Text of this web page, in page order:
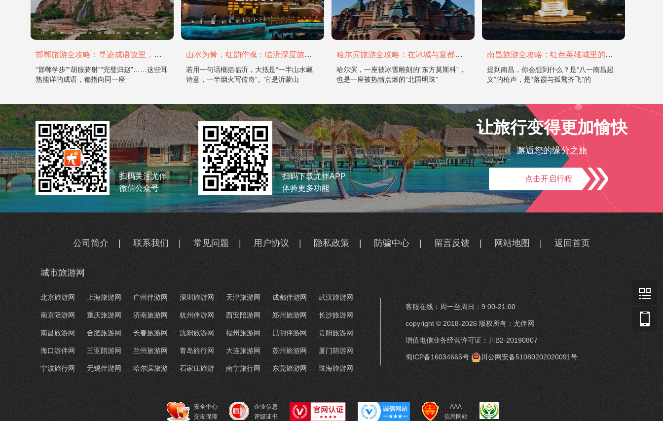
邯郸旅游全攻略：寻迹成语故里，邂逅太行古韵
“邯郸学步”“胡服骑射”“完璧归赵”……这些耳
熟能详的成语，都指向同一座
山水为骨，红韵作魂：临沂深度旅游攻略
若用一句话概括临沂，大抵是“一半山水藏
诗意，一半烟火写传奇”。它是沂蒙山
哈尔滨旅游全攻略：在冰城与夏都，邂逅欧陆童话与中国浪漫
哈尔滨，一座被冰雪雕刻的“东方莫斯科”，
也是一座被热情点燃的“北国明珠”
南昌旅游全攻略：红色英雄城里的烟火与山水
提到南昌，你会想到什么？是“八一南昌起
义”的枪声，是“落霞与孤鹜齐飞”的
扫码关注尤伴
微信公众号
扫码下载尤伴APP
体验更多功能
让旅行变得更加愉快
邂逅您的缘分之旅
点击开启行程
公司简介 联系我们 常见问题 用户协议 隐私政策 防骗中心 留言反馈 网站地图 返回首页
城市旅游网
北京旅游网 上海旅游网 广州伴游网 深圳旅游网 天津旅游网 成都伴游网 武汉旅游网
南京陪游网 重庆旅游网 济南旅游网 杭州伴游网 西安陪游网 郑州旅游网 长沙旅游网
南昌旅游网 合肥旅游网 长春旅游网 沈阳旅游网 福州旅游网 昆明伴游网 贵阳旅游网
海口游伴网 三亚陪游网 兰州旅游网 青岛旅行网 大连旅游网 苏州旅游网 厦门陪游网
宁波旅行网 无锡伴游网 哈尔滨旅游 石家庄旅游 南宁旅行网 东莞旅游网 珠海旅游网
客服在线：周一至周日：9:00-21:00
copyright © 2018-2026 版权所有：尤伴网
增值电信业务经营许可证：川B2-20190807
蜀ICP备16034665号 川公网安备51080202020091号
安全中心
交友保障
企业信息
评级证书
AAA
信用网站